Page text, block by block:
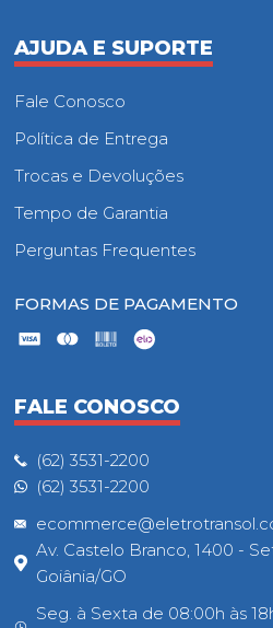
AJUDA E SUPORTE
Fale Conosco
Política de Entrega
Trocas e Devoluções
Tempo de Garantia
Perguntas Frequentes
FORMAS DE PAGAMENTO
FALE CONOSCO
(62) 3531-2200
(62) 3531-2200
Av. Castelo Branco, 1400 -
Goiânia/GO
Seg. à Sexta de 08:00h às